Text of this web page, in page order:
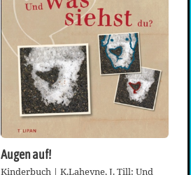
Augen auf!
Kinderbuch | K.Laheyne, J. Till: Und